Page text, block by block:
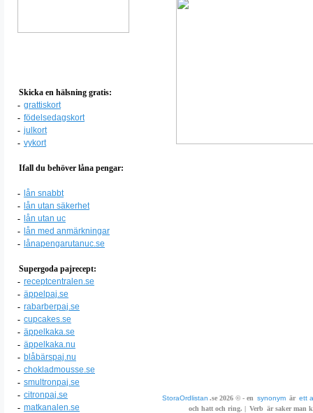
Skicka en hälsning gratis:
- grattiskort
- födelsedagskort
- julkort
- vykort
Ifall du behöver låna pengar:
- lån snabbt
- lån utan säkerhet
- lån utan uc
- lån med anmärkningar
- lånapengarutanuc.se
Supergoda pajrecept:
- receptcentralen.se
- äppelpaj.se
- rabarberpaj.se
- cupcakes.se
- äppelkaka.se
- äppelkaka.nu
- blåbärspaj.nu
- chokladmousse.se
- smultronpaj.se
- citronpaj.se
- matkanalen.se
StoraOrdlistan .se 2026 © - en synonym är ett
och hatt och ring. | Verb är saker man